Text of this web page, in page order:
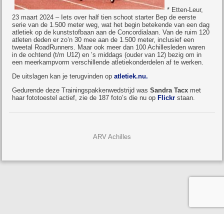
* Etten-Leur,
23 maart 2024 – Iets over half tien schoot starter Bep de eerste
serie van de 1.500 meter weg, wat het begin betekende van een dag
atletiek op de kunststofbaan aan de Concordialaan. Van de ruim 120
atleten deden er zo’n 30 mee aan de 1.500 meter, inclusief een
tweetal RoadRunners. Maar ook meer dan 100 Achillesleden waren
in de ochtend (t/m U12) en ’s middags (ouder van 12) bezig om in
een meerkampvorm verschillende atletiekonderdelen af te werken.
De uitslagen kan je terugvinden opatletiek.nu.
Gedurende deze Trainingspakkenwedstrijd wasSandra Tacx met
haar fototoestel actief, zie de 187 foto’s die nu op Flickr staan.
ARV Achilles